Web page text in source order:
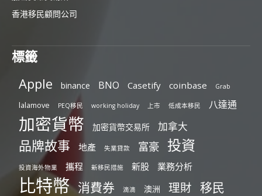
香港移民顧問公司
標籤
Apple binance BNO Casetify coinbase Grab
lalamove PEQ移民 working holiday 上市 低成本移民 八達通
加密貨幣 加密貨幣交易所 加拿大
品牌故事 地產 失業貸款 富豪 投資
投資海外物業 攜程 新移民措施 新股 業務分析
比特幣 消費券 滴滴 澳洲 理財 移民